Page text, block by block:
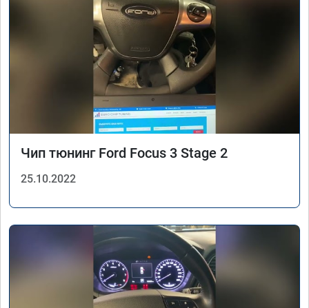
Чип тюнинг Ford Focus 3 Stage 2
25.10.2022